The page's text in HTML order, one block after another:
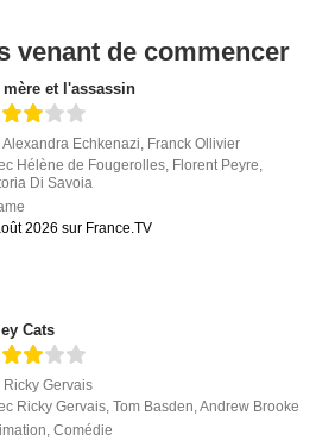
venant de commencer
mère et l'assassin
Alexandra Echkenazi Franck Ollivier
Hélène de Fougerolles Florent Peyre
Di Savoia
2026 sur France.TV
Cats
Ricky Gervais
Ricky Gervais,Tom Basden,Andrew Brooke
,Comédie